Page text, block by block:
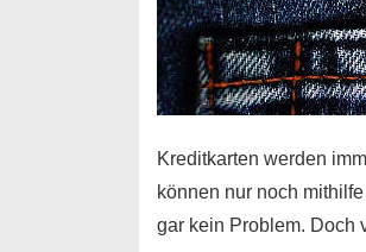
Kreditkarten werden
können nur noch
gar kein Problem. Doch